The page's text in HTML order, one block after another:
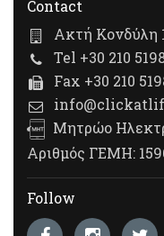
Contact
Ακτή Κονδύλη
Tel +30 210
Fax +30 210
Μητρώο
Αριθμός ΓΕΜΗ:
Follow